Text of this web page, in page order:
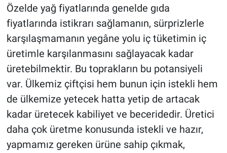
Özelde yağ fiyatlarında genelde gıda
fiyatlarında istikrarı sağlamanın, sürprizlerle
karşılaşmamanın yegâne yolu iç tüketimin iç
üretimle karşılanmasını sağlayacak kadar
üretebilmektir. Bu toprakların bu potansiyeli
var. Ülkemiz çiftçisi hem bunun için istekli hem
de ülkemize yetecek hatta yetip de artacak
kadar üretecek kabiliyet ve beceridedir. Üretici
daha çok üretme konusunda istekli ve hazır,
yapmamız gereken ürüne sahip çıkmak,